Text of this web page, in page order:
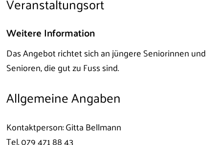
Weitere Information
Das Angebot richtet sich an jüngere Seniorinnen und
Senioren, die gut zu Fuss sind.
Allgemeine Angaben
Kontaktperson: Gitta Bellmann
Tel.079 471 88 43